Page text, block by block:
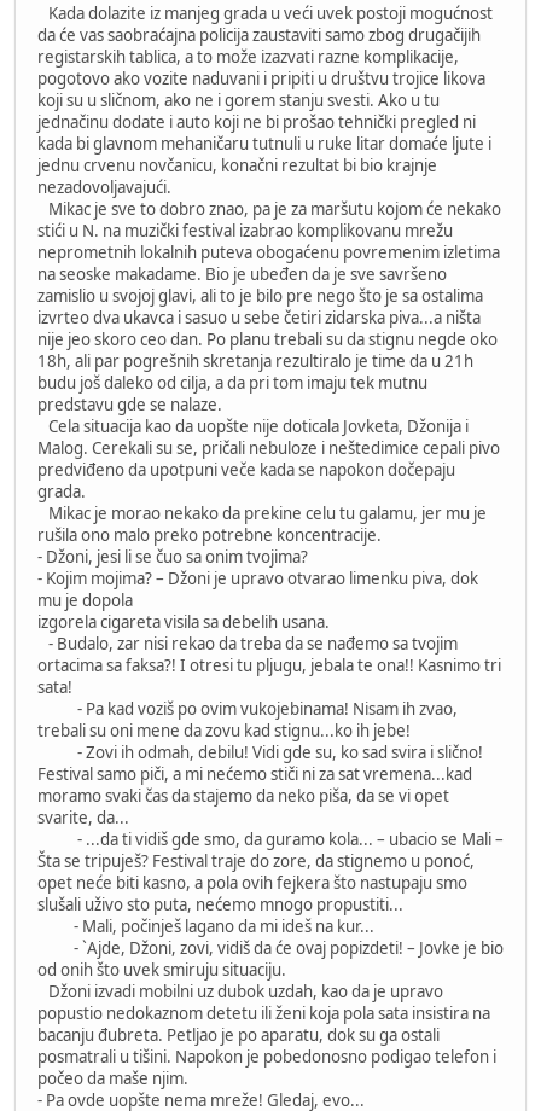
Kada dolazite iz manjeg grada u veći uvek postoji mogućnost
da će vas saobraćajna policija zaustaviti samo zbog drugačijih
registarskih tablica, a to može izazvati razne komplikacije,
pogotovo ako vozite naduvani i pripiti u društvu trojice likova
koji su u sličnom, ako ne i gorem stanju svesti. Ako u tu
jednačinu dodate i auto koji ne bi prošao tehnički pregled ni
kada bi glavnom mehaničaru tutnuli u ruke litar domaće ljute i
jednu crvenu novčanicu, konačni rezultat bi bio krajnje
nezadovoljavajući.
Mikac je sve to dobro znao, pa je za maršutu kojom će nekako
stići u N. na muzički festival izabrao komplikovanu mrežu
neprometnih lokalnih puteva obogaćenu povremenim izletima
na seoske makadame. Bio je ubeđen da je sve savršeno
zamislio u svojoj glavi, ali to je bilo pre nego što je sa ostalima
izvrteo dva ukavca i sasuo u sebe četiri zidarska piva...a ništa
nije jeo skoro ceo dan. Po planu trebali su da stignu negde oko
18h, ali par pogrešnih skretanja rezultiralo je time da u 21h
budu još daleko od cilja, a da pri tom imaju tek mutnu
predstavu gde se nalaze.
Cela situacija kao da uopšte nije doticala Jovketa, Džonija i
Malog. Cerekali su se, pričali nebuloze i neštedimice cepali pivo
predviđeno da upotpuni veče kada se napokon dočepaju
grada.
Mikac je morao nekako da prekine celu tu galamu, jer mu je
rušila ono malo preko potrebne koncentracije.
- Džoni, jesi li se čuo sa onim tvojima?
- Kojim mojima? – Džoni je upravo otvarao limenku piva, dok
mu je dopola
izgorela cigareta visila sa debelih usana.
- Budalo, zar nisi rekao da treba da se nađemo sa tvojim
ortacima sa faksa?! I otresi tu pljugu, jebala te ona!! Kasnimo tri
sata!
- Pa kad voziš po ovim vukojebinama! Nisam ih zvao,
trebali su oni mene da zovu kad stignu...ko ih jebe!
- Zovi ih odmah, debilu! Vidi gde su, ko sad svira i slično!
Festival samo piči, a mi nećemo stiči ni za sat vremena...kad
moramo svaki čas da stajemo da neko piša, da se vi opet
svarite, da...
- ...da ti vidiš gde smo, da guramo kola... – ubacio se Mali –
Šta se tripuješ? Festival traje do zore, da stignemo u ponoć,
opet neće biti kasno, a pola ovih fejkera što nastupaju smo
slušali uživo sto puta, nećemo mnogo propustiti...
- Mali, počinješ lagano da mi ideš na kur...
- `Ajde, Džoni, zovi, vidiš da će ovaj popizdeti! – Jovke je bio
od onih što uvek smiruju situaciju.
Džoni izvadi mobilni uz dubok uzdah, kao da je upravo
popustio nedokaznom detetu ili ženi koja pola sata insistira na
bacanju đubreta. Petljao je po aparatu, dok su ga ostali
posmatrali u tišini. Napokon je pobedonosno podigao telefon i
počeo da maše njim.
- Pa ovde uopšte nema mreže! Gledaj, evo...